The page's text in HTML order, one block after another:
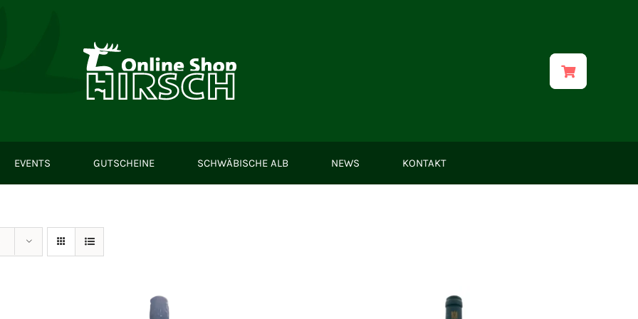
EVENTS GUTSCHEINE SCHWÄBISCHE ALB NEWS KONTAKT